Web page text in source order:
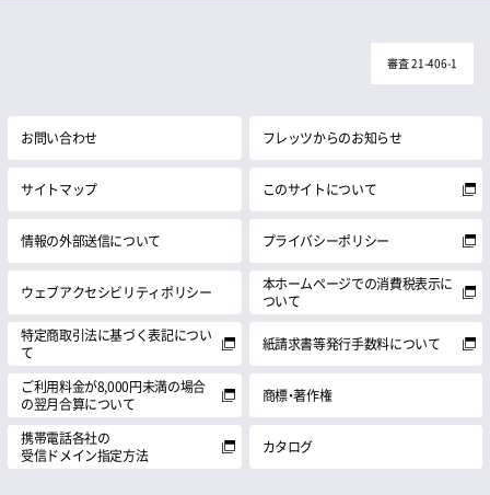
審査 21-406-1
お問い合わせ フレッツからのお知らせ
サイトマップ このサイトについて
情報の外部送信について プライバシーポリシー
ウェブアクセシビリティポリシー
本ホームページでの消費税表示に
ついて
特定商取引法に基づく表記につい
て
紙請求書等発行手数料について
ご利用料金が8,000円未満の場合
の翌月合算について
商標・著作権
携帯電話各社の
受信ドメイン指定方法
カタログ